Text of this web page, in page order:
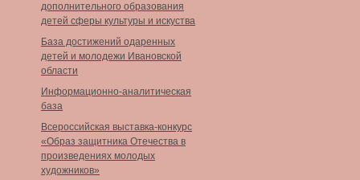
дополнительного образования
детей сферы культуры и искуства
База достижений одаренных
детей и молодежи Ивановской
области
Информационно-аналитическая
база
Всероссийская выставка-конкурс
«Образ защитника Отечества в
произведениях молодых
художников»